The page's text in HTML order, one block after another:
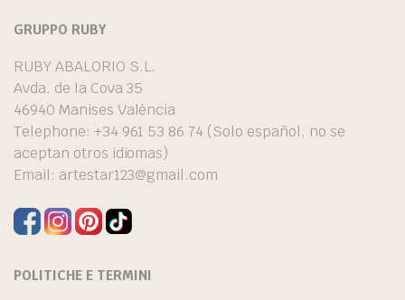
GRUPPO RUBY
RUBY ABALORIO S.L.
Avda. de la Cova 35
46940 Manises València
Telephone: +34 961 53 86 74 (Solo español, no se
aceptan otros idiomas)
Email: artestar123@gmail.com
POLITICHE E TERMINI